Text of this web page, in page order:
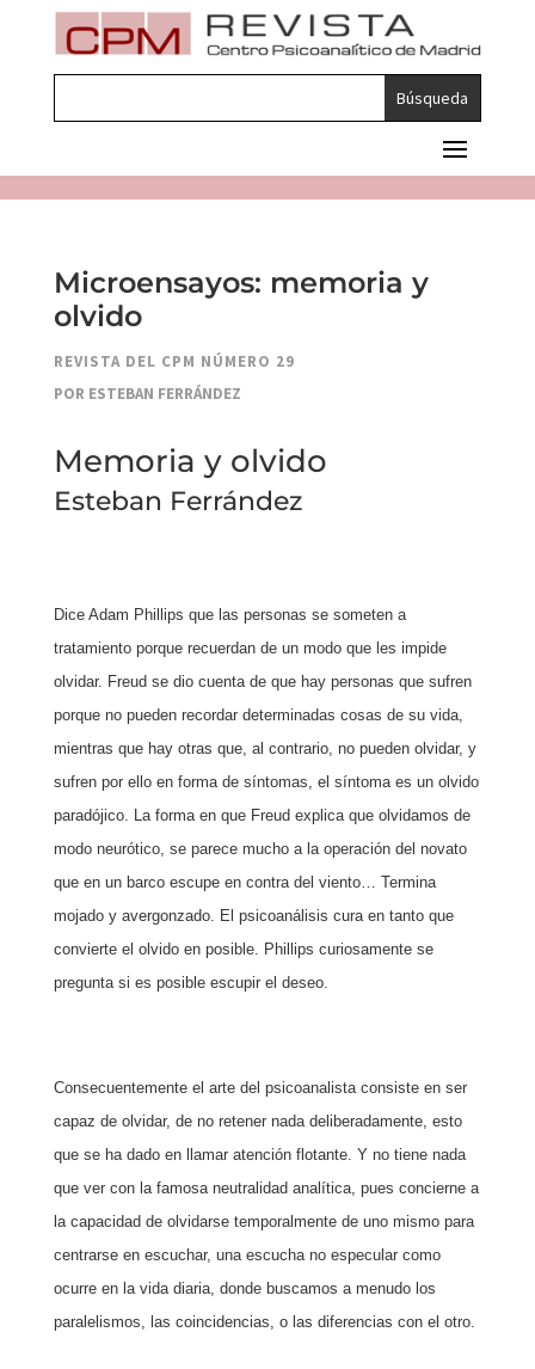
Microensayos: memoria y
olvido
REVISTA DEL CPM NÚMERO 29
POR ESTEBAN FERRÁNDEZ
Memoria y olvido
Esteban Ferrández
Dice Adam Phillips que las personas se someten a
tratamiento porque recuerdan de un modo que les impide
olvidar. Freud se dio cuenta de que hay personas que sufren
porque no pueden recordar determinadas cosas de su vida,
mientras que hay otras que, al contrario, no pueden olvidar, y
sufren por ello en forma de síntomas, el síntoma es un olvido
paradójico. La forma en que Freud explica que olvidamos de
modo neurótico, se parece mucho a la operación del novato
que en un barco escupe en contra del viento… Termina
mojado y avergonzado. El psicoanálisis cura en tanto que
convierte el olvido en posible. Phillips curiosamente se
pregunta si es posible escupir el deseo.
Consecuentemente el arte del psicoanalista consiste en ser
capaz de olvidar, de no retener nada deliberadamente, esto
que se ha dado en llamar atención flotante. Y no tiene nada
que ver con la famosa neutralidad analítica, pues concierne a
la capacidad de olvidarse temporalmente de uno mismo para
centrarse en escuchar, una escucha no especular como
ocurre en la vida diaria, donde buscamos a menudo los
paralelismos, las coincidencias, o las diferencias con el otro.